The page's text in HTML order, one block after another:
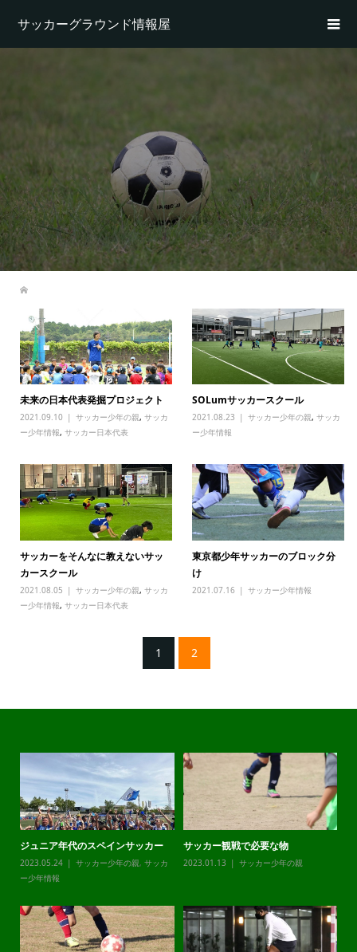
サッカーグラウンド情報屋
未来の日本代表発掘プロジェクト
2021.09.10 サッカー少年の親, サッカ
ー少年情報, サッカー日本代表
SOLumサッカースクール
2021.08.23 サッカー少年の親,サッカ
ー少年情報
サッカーをそんなに教えないサッ
カースクール
2021.08.05 サッカー少年の親, サッカ
ー少年情報, サッカー日本代表
東京都少年サッカーのブロック分
け
2021.07.16 サッカー少年情報
1 2
ジュニア年代のスペインサッカー
2023.05.24 サッカー少年の親, サッカ
ー少年情報
サッカー観戦で必要な物
2023.01.13 サッカー少年の親